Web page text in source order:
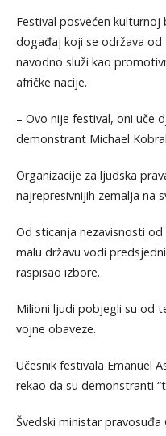
Festival posvećen
događaj koji se održava od
navodno služi kao
afričke nacije.
– Ovo nije festival, oni uče
demonstrant Michael
Organizacije za ljudska
najrepresivnijih zemalja na
Od sticanja nezavisnosti
malu državu vodi
raspisao izbore.
Milioni ljudi pobjegli su od
vojne obaveze.
Učesnik festivala Emanuel
rekao da su demonstranti
Švedski ministar